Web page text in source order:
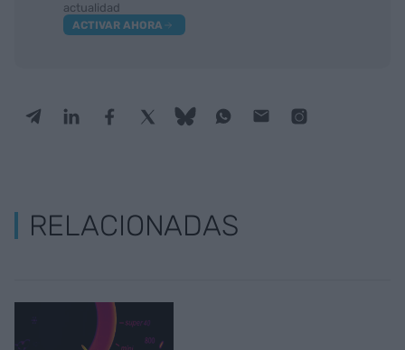
actualidad
ACTIVAR AHORA
RELACIONADAS